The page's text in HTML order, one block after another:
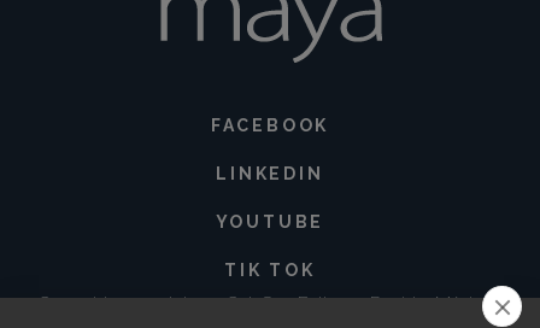
FACEBOOK
LINKEDIN
YOUTUBE
TIK TOK
Corregidora 213 Int. 3-3 Col. San Baltazar, Puebla. México •